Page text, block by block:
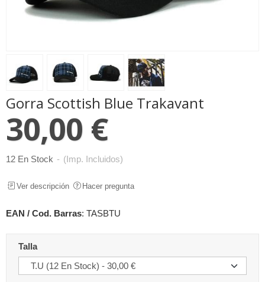
Gorra Scottish Blue Trakavant
30,00 €
12 En Stock - (Imp. Incluidos)
Ver descripción Hacer pregunta
EAN / Cod. Barras: TASBTU
Talla